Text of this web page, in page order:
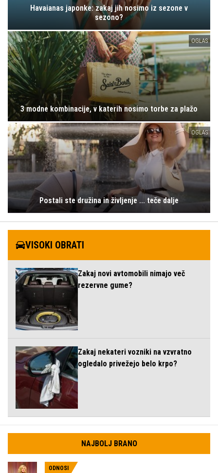
Havaianas japonke: zakaj jih nosimo iz sezone v
sezono?
OGLAS
3 modne kombinacije, v katerih nosimo torbe za plažo
OGLAS
Postali ste družina in življenje ... teče dalje
VISOKI OBRATI
Zakaj novi avtomobili nimajo več
rezervne gume?
Zakaj nekateri vozniki na vzvratno
ogledalo privežejo belo krpo?
NAJBOLJ BRANO
ODNOSI